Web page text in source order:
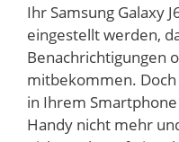
Ihr Samsung Galaxy
eingestellt werden,
Benachrichtigungen
mitbekommen.
in Ihrem
Handy nicht mehr